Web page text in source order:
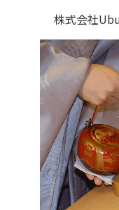
株式会社